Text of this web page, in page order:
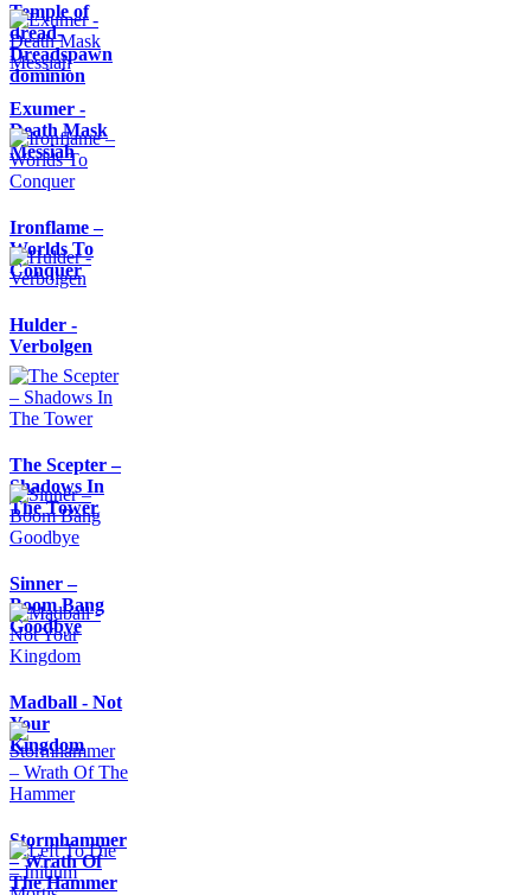
Temple of
dread-
Dreadspawn
dominion
Exumer -
Death Mask
Messiah
Ironflame –
Worlds To
Conquer
Hulder -
Verbolgen
The Scepter –
Shadows In
The Tower
Sinner –
Boom Bang
Goodbye
Madball - Not
Your
Kingdom
Stormhammer
– Wrath Of
The Hammer